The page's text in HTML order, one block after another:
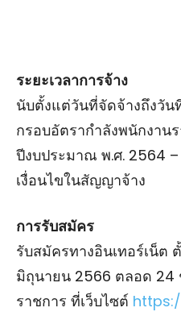
ระยะเวลาการจ้าง
นับตั้งแต่วันที่จัดจ้างถึงวั
กรอบอัตรากําลังพนักงาน
ปีงบประมาณ พ.ศ. 2564
เงื่อนไขในสัญญาจ้าง
การรับสมัคร
รับสมัครทางอินเทอร์เน็ต
มิถุนายน 2566 ตลอด 24
ราชการ ที่เว็บไซต์